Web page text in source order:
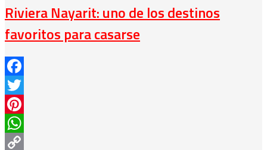
Riviera Nayarit: uno de los destinos
favoritos para casarse
Facebook
Twitter
Pinterest
WhatsApp